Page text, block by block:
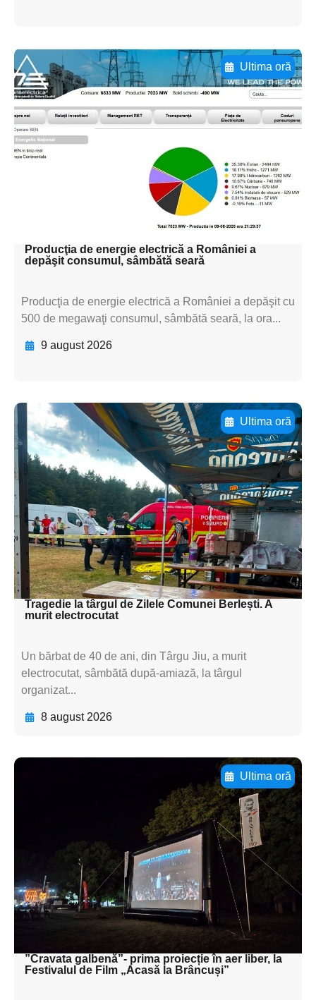
Ultima oră
Adaugă aici textul pentru
subtitluAdaugă aici
textul pentru
subtitluAdaugă aici
textul pentru
subtitluAdaugă aici
textul pentru subti
Producţia de energie electrică a României a
depăşit consumul, sâmbătă seară
Producţia de energie electrică a României a depăşit cu
500 de megawaţi consumul, sâmbătă seară, la ora...
9 august 2026
Ultima oră
Adaugă aici textul pentru
subtitluAdaugă aici
textul pentru
subtitluAdaugă aici
textul pentru
subtitluAdaugă aici
textul pentru subti
Tragedie la târgul de Zilele Comunei Berlești. A
murit electrocutat
Un bărbat de 40 de ani, din Târgu Jiu, a murit
electrocutat, sâmbătă după-amiază, la târgul
organizat...
8 august 2026
Ultima oră
Adaugă aici textul pentru
subtitluAdaugă aici
textul pentru
subtitluAdaugă aici
textul pentru
subtitluAdaugă aici
textul pentru subti
”Cravata galbenă”- prima proiecție în aer liber, la
Festivalul de Film „Acasă la Brâncuși”